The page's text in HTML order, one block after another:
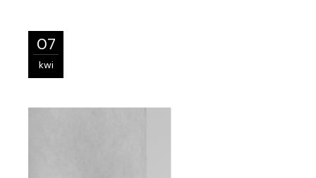
07
kwi